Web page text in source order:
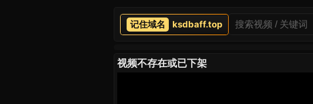
ksdbaff.top
视频不存在或已下架